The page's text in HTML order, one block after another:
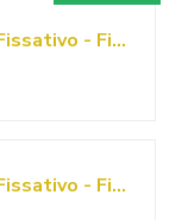
CAMP Muffa Control Fissativo - Fissativo Antimuffa per Interni ed Esterni, Isolante Consolidante 100% Acrilico, Migliora l'Adesione della Finitura, Ideale per Intonaci Cemento Calcestruzzo e Gesso, 1l
CAMP Muffa Control Fissativo - Fissativo Antimuffa per Interni ed Esterni, Isolante Consolidante 100% Acrilico, Migliora l'Adesione della Finitura, Ideale per Intonaci Cemento Calcestruzzo e Gesso, 5l